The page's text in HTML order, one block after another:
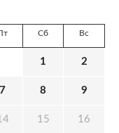
Сб Вс
1 2
7 8 9
15 16